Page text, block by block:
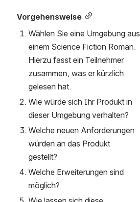
Vorgehensweise
Wählen Sie eine Umgebung aus
einem Science Fiction Roman.
Hierzu fasst ein Teilnehmer
zusammen, was er kürzlich
gelesen hat.
Wie würde sich Ihr Produkt in
dieser Umgebung verhalten?
Welche neuen Anforderungen
würden an das Produkt
gestellt?
Welche Erweiterungen sind
möglich?